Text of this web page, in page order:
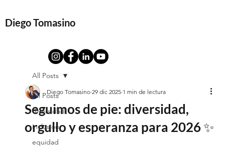
Diego Tomasino
All Posts
diversidad
inclusion
equidad
All Posts
Seguimos de pie: diversidad,
orgullo y esperanza para 2026 ✨
Diego Tomasino 29 dic 2025 1 min de lectura